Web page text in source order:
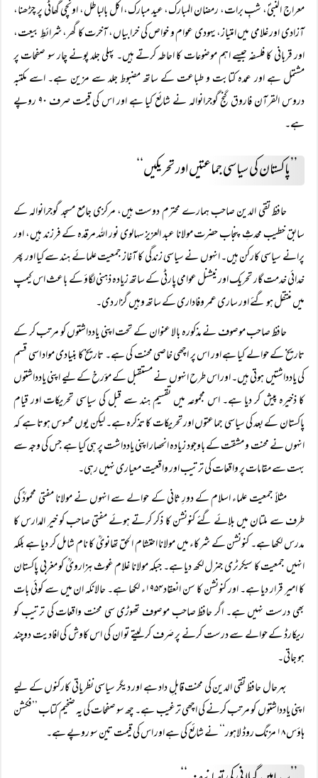
معراج النبیؐ، شبِ برات، رمضان المبارک، عید مبارک، اکل بالباطل، اونچی گھاٹی پر چڑھنا،
آزادی اور غلامی میں امتیاز، یہودی عوام و خواص کی خرابیاں، آخرت کا گھر، شرائطِ بیعت،
اور قربانی کا فلسفہ جیسے اہم موضوعات کا احاطہ کرتے ہیں۔ پہلی جلد پونے چار سو صفحات پر
مشتمل ہے اور عمدہ کتابت و طباعت کے ساتھ مضبوط جلد سے مزین ہے۔ اسے مکتبہ
دروس القرآن فاروق گنج گوجرانوالہ نے شائع کیا ہے اور اس کی قیمت صرف ۹۰ روپے
ہے۔
’’پاکستان کی سیاسی جماعتیں اور تحریکیں‘‘
حافظ تقی الدین صاحب ہمارے محترم دوست ہیں، مرکزی جامع مسجد گوجرانوالہ کے
سابق خطیب محدثِ پنجاب حضرت مولانا عبد العزیز سہالوی نور اللہ مرقدہ کے فرزند ہیں، اور
پرانے سیاسی کارکن ہیں۔ انہوں نے سیاسی زندگی کا آغاز جمعیت علمائے ہند سے کیا اور پھر
خدائی خدمت گار تحریک اور نیشنل عوامی پارٹی کے ساتھ زیادہ ذہنی لگاؤ کے باعث اس کیمپ
میں منتقل ہو گئے اور ساری عمر وفاداری کے ساتھ وہیں گزار دی۔
حافظ صاحب موصوف نے مذکورہ بالا عنوان کے تحت اپنی یادداشتوں کو مرتب کر کے
تاریخ کے حوالے کیا ہے اور اس پر اچھی خاصی محنت کی ہے۔ تاریخ کا بنیادی مواد اسی قسم
کی یادداشتیں ہوتی ہیں۔ اور اس طرح انہوں نے مستقبل کے مؤرخ کے لیے اپنی یادداشتوں
کا ذخیرہ پیش کر دیا ہے۔ اس مجموعہ میں تقسیمِ ہند سے قبل کی سیاسی تحریکات اور قیام
پاکستان کے بعد کی سیاسی جماعتوں اور تحریکات کا تذکرہ ہے۔ لیکن یوں محسوس ہوتا ہے کہ
انہوں نے محنت و مشقت کے باوجود زیادہ انحصار اپنی یادداشت پر ہی کیا ہے جس کی وجہ سے
بہت سے مقامات پر واقعات کی ترتیب اور واقعیت معیاری نہیں رہی۔
مثلاً جمعیت علماء اسلام کے دورِ ثانی کے حوالے سے انہوں نے مولانا مفتی محمودؒ کی
طرف سے ملتان میں بلائے گئے کنونشن کا ذکر کرتے ہوئے مفتی صاحب کو خیر المدارس کا
مدرس لکھا ہے۔ کنونشن کے شرکاء میں مولانا احتشام الحق تھانویؒ کا نام شامل کر دیا ہے بلکہ
انہیں جمعیت کا سیکرٹری جنرل لکھ دیا ہے۔ جبکہ مولانا غلام غوث ہزارویؒ کو مغربی پاکستان
کا امیر قرار دیا ہے۔ اور کنونشن کا سن انعقاد ۱۹۵۴ء لکھا ہے۔ حالانکہ ان میں سے کوئی بات
بھی درست نہیں ہے۔ اگر حافظ صاحب موصوف تھوڑی سی محنت واقعات کی ترتیب کو
ریکارڈ کے حوالے سے درست کرنے پر صَرف کر لیتے تو ان کی اس کاوش کی افادیت دوچند
ہو جاتی۔
بہرحال حافظ تقی الدین کی محنت قابلِ داد ہے اور دیگر سیاسی نظریاتی کارکنوں کے لیے
اپنی یادداشتوں کو مرتب کرنے کی اچھی ترغیب ہے۔ چھ سو صفحات کی یہ ضخیم کتاب ’’فکشن
ہاؤس ۱۸ مزنگ روڈ لاہور‘‘ نے شائع کی ہے اور اس کی قیمت تین سو روپے ہے۔